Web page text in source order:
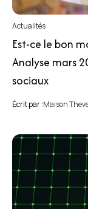
Actualités
Est-ce le bon
Analyse mars
sociaux
Écrit par :Maison